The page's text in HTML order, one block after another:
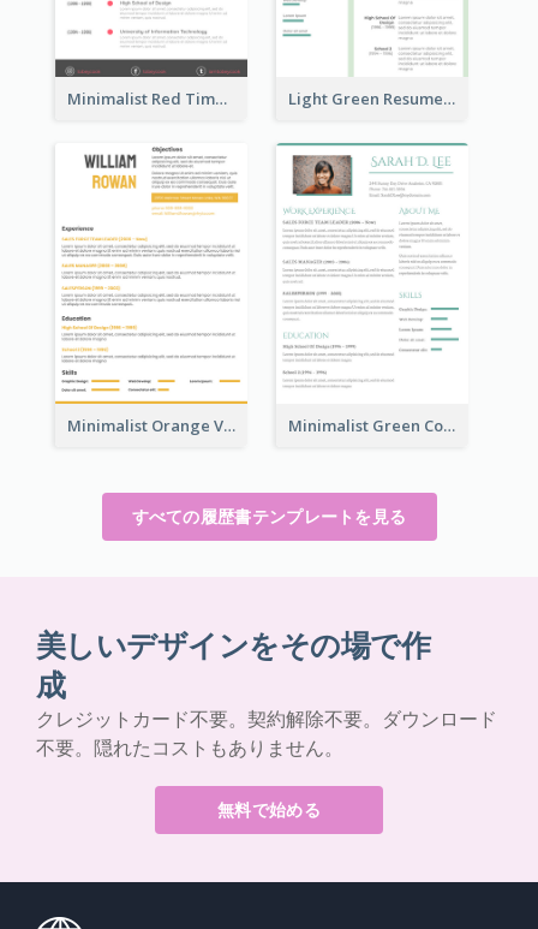
Minimalist Red Timeline Sales Marketing Resume Light Green Resume
Minimalist Orange Vintage Resume Minimalist Green College Student Resume
すべての履歴書テンプレートを見る
美しいデザインをその場で作
成
クレジットカード不要。契約解除不要。ダウンロード
不要。隠れたコストもありません。
無料で始める